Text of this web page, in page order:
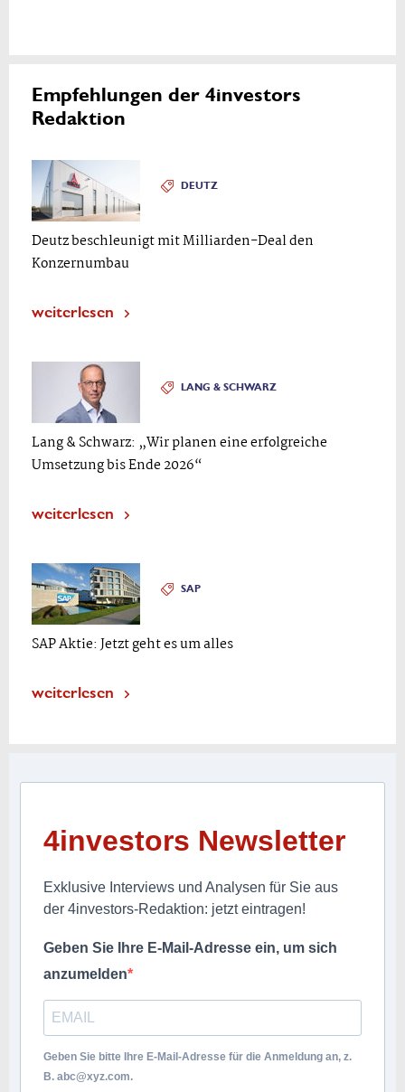
Empfehlungen der 4investors
Redaktion
DEUTZ
Deutz beschleunigt mit Milliarden-Deal den
Konzernumbau
weiterlesen
LANG & SCHWARZ
Lang & Schwarz: „Wir planen eine erfolgreiche
Umsetzung bis Ende 2026“
weiterlesen
SAP
SAP Aktie: Jetzt geht es um alles
weiterlesen
4investors Newsletter
Exklusive Interviews und Analysen für Sie aus
der 4investors-Redaktion: jetzt eintragen!
Geben Sie Ihre E-Mail-Adresse ein, um sich
anzumelden
Geben Sie bitte Ihre E-Mail-Adresse für die Anmeldung an, z.
B. abc@xyz.com.